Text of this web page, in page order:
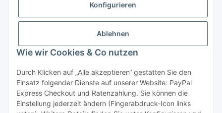
Konfigurieren
Ablehnen
Wie wir Cookies & Co nutzen
Durch Klicken auf „Alle akzeptieren“ gestatten Sie den
Einsatz folgender Dienste auf unserer Website: PayPal
Express Checkout und Ratenzahlung. Sie können die
Einstellung jederzeit ändern (Fingerabdruck-Icon links
Anmelden
Neu hier?Jetzt registrieren!
Informationen
Rechtliche Informationen